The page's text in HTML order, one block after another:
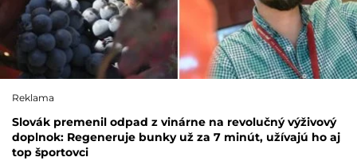
Reklama
Slovák premenil odpad z vinárne na revolučný výživový
doplnok: Regeneruje bunky už za 7 minút, užívajú ho aj
top športovci